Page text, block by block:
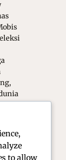
to allow